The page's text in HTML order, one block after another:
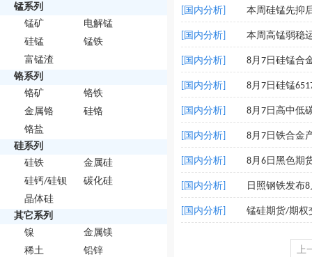
锰系列
锰矿
电解锰
硅锰
锰铁
富锰渣
铬系列
铬矿
铬铁
金属铬
硅铬
铬盐
硅系列
硅铁
金属硅
硅钙/硅钡
碳化硅
晶体硅
其它系列
镍
金属镁
稀土
铅锌
[国内分析] 本周硅锰先抑
[国内分析] 本周高锰弱稳
[国内分析] 8月7日硅锰合
[国内分析] 8月7日硅锰
[国内分析] 8月7日高中低
[国内分析] 8月7日铁合金
[国内分析] 8月6日黑色期
[国内分析] 日照钢铁发布
[国内分析] 锰硅期货/期权
上